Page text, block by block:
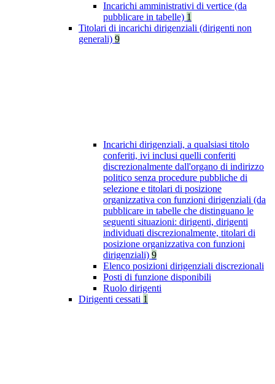
Incarichi amministrativi di vertice (da
pubblicare in tabelle) 1
Titolari di incarichi dirigenziali (dirigenti non
generali) 9
Incarichi dirigenziali, a qualsiasi titolo
conferiti, ivi inclusi quelli conferiti
discrezionalmente dall'organo di indirizzo
politico senza procedure pubbliche di
selezione e titolari di posizione
organizzativa con funzioni dirigenziali (da
pubblicare in tabelle che distinguano le
seguenti situazioni: dirigenti, dirigenti
individuati discrezionalmente, titolari di
posizione organizzativa con funzioni
dirigenziali) 9
Elenco posizioni dirigenziali discrezionali
Posti di funzione disponibili
Ruolo dirigenti
Dirigenti cessati 1